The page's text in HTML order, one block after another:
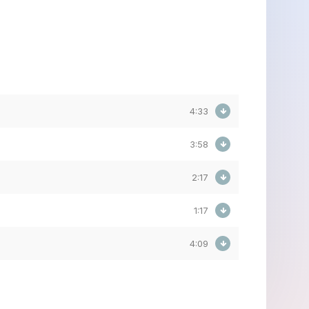
4:33
3:58
2:17
1:17
4:09